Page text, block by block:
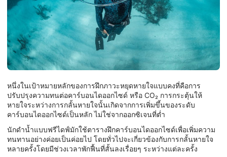
หนึ่งในเป้าหมายหลักของการฝึกภาวะหยุดหายใจแบบคงที่คือการ
ปรับปรุงความทนต่อคาร์บอนไดออกไซด์ หรือ CO₂ การกระตุ้นให้
หายใจระหว่างการกลั้นหายใจนั้นเกิดจากการเพิ่มขึ้นของระดับ
คาร์บอนไดออกไซด์เป็นหลัก ไม่ใช่จากออกซิเจนที่ต่ำ
นักดำน้ำแบบฟรีไดฟ์มักใช้ตารางฝึกคาร์บอนไดออกไซด์เพื่อเพิ่มความ
ทนทานอย่างค่อยเป็นค่อยไป โดยทั่วไปจะเกี่ยวข้องกับการกลั้นหายใจ
หลายครั้งโดยมีช่วงเวลาพักฟื้นที่สั้นลงเรื่อยๆ ระหว่างแต่ละครั้ง